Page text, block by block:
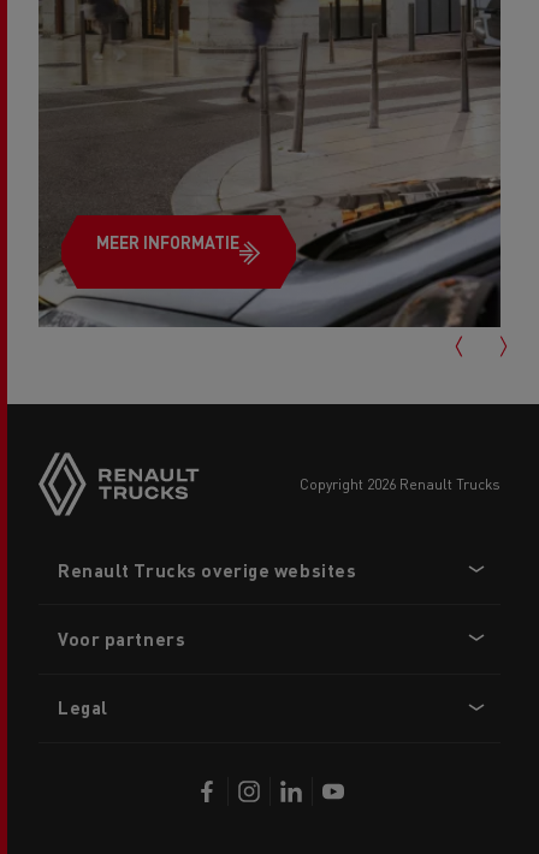
MEER INFORMATIE
copyright 2026 Renault Trucks
menu
Renault Trucks overige websites
Voor partners
Legal